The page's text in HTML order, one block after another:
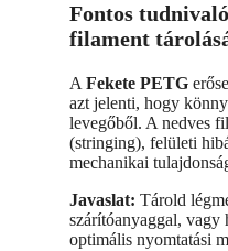
Fontos
filament
A Fekete PETG
azt jelenti, hogy
levegőből. A nedves
(stringing), felületi
mechanikai
Javaslat: Tárold
szárítóanyaggal, vagy
optimális nyomtatási